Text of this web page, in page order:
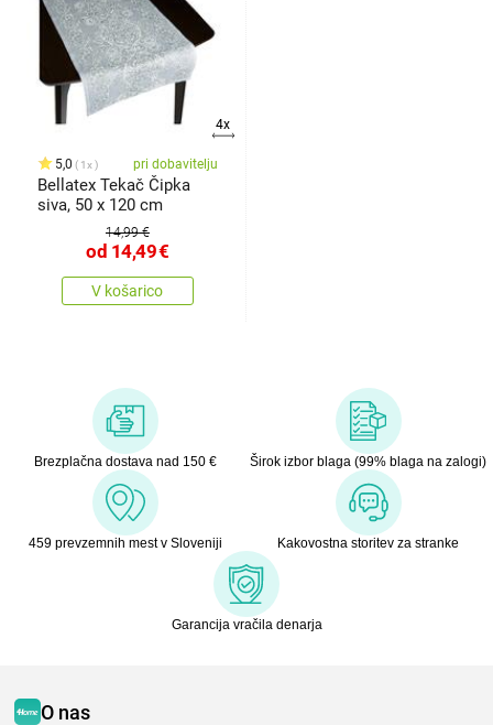
4x
5,0 1x pri dobavitelju
Bellatex Tekač Čipka
siva, 50 x 120 cm
14,99 €
od 14,49€
V košarico
Brezplačna dostava nad 150 € Širok izbor blaga (99% blaga na zalogi)
459 prevzemnih mest v Sloveniji Kakovostna storitev za stranke
Garancija vračila denarja
O nas